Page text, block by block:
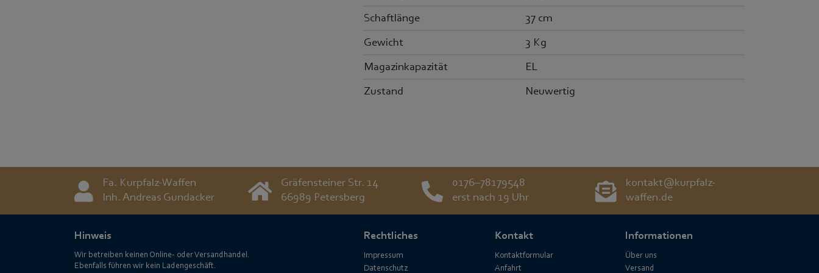
Schaftlänge 37 cm
Gewicht 3 Kg
Magazinkapazität EL
Zustand Neuwertig
Fa. Kurpfalz-Waffen
Inh. Andreas Gundacker
Gräfensteiner Str. 14
66989 Petersberg
0176–78179548
erst nach 19 Uhr
kontakt@kurpfalz-
waffen.de
Hinweis
Wir betreiben keinen Online- oder Versandhandel.
Ebenfalls führen wir kein Ladengeschäft.
Rechtliches
Impressum
Datenschutz
Kontakt
Kontaktformular
Anfahrt
Informationen
Über uns
Versand